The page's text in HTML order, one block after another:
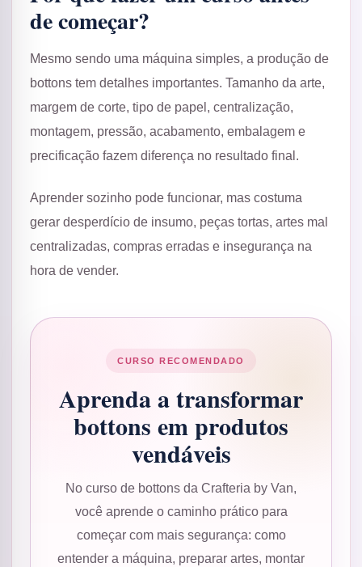
de começar?
Mesmo sendo uma máquina simples, a produção de
bottons tem detalhes importantes. Tamanho da arte,
margem de corte, tipo de papel, centralização,
montagem, pressão, acabamento, embalagem e
precificação fazem diferença no resultado final.
Aprender sozinho pode funcionar, mas costuma
gerar desperdício de insumo, peças tortas, artes mal
centralizadas, compras erradas e insegurança na
hora de vender.
CURSO RECOMENDADO
Aprenda a transformar
bottons em produtos
vendáveis
No curso de bottons da Crafteria by Van,
você aprende o caminho prático para
começar com mais segurança: como
entender a máquina, preparar artes, montar